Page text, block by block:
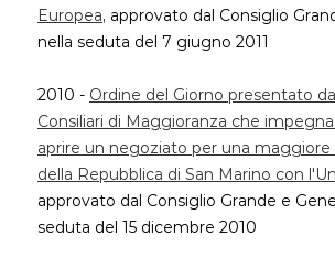
Europea, approvato dal Consiglio
nella seduta del 7 giugno 2011
2010 - Ordine del Giorno presentato
Consiliari di Maggioranza che
aprire un negoziato per una
della Repubblica di San Marino con
approvato dal Consiglio Grande e
seduta del 15 dicembre 2010